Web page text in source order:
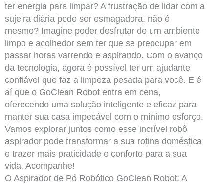
ter energia para limpar? A frustração de lidar com a
sujeira diária pode ser esmagadora, não é
mesmo? Imagine poder desfrutar de um ambiente
limpo e acolhedor sem ter que se preocupar em
passar horas varrendo e aspirando. Com o avanço
da tecnologia, agora é possível ter um ajudante
confiável que faz a limpeza pesada para você. E é
aí que o GoClean Robot entra em cena,
oferecendo uma solução inteligente e eficaz para
manter sua casa impecável com o mínimo esforço.
Vamos explorar juntos como esse incrível robô
aspirador pode transformar a sua rotina doméstica
e trazer mais praticidade e conforto para a sua
vida. Acompanhe!
O Aspirador de Pó Robótico GoClean Robot: A